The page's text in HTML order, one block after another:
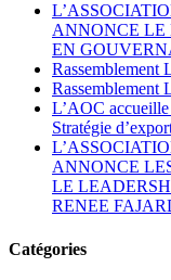
ANNONCE LE
EN
Rassemblement
Rassemblement
L’AOC
Stratégie
ANNONCE
LE
RENEE
Catégories